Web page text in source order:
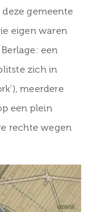
gemeente
eigen waren
een
zich in
meerdere
een plein
rechte wegen